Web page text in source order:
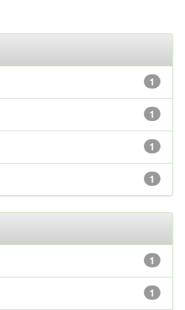
1
1
1
1
1
1